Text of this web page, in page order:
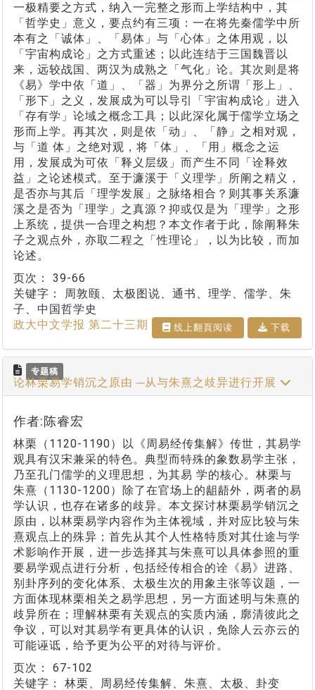
一极精要之方式，纳入一完整之形而上学结构中，其
「哲学史」意义，要点约有三项：一在将先秦儒学中所
本有之「诚体」、「易体」与「心体」之体用观，以
「宇宙构成论」之方式重述；以此连结于三国魏晋以
来，远较战国、两汉为成熟之「气化」论。其次则是将
《易》学中依「道」、「器」为界分之所谓「形上」、
「形下」之义，发展成为可以导引「宇宙构成论」进入
「存有学」论域之概念工具；以此深化属于儒学立场之
形而上学。再其次，则是依「动」、「静」之相对观，
与「道 体」之绝对观，将「体」、「用」概念之运
用，发展成为可依「释义层级」而产生不同「诠释效
益」之论述模式。至于濂溪于「义理学」所阐之精义，
是否亦与其后「理学发展」之脉络相合？则其事关系濂
溪之是否为「理学」之真源？抑或仅是为「理学」之形
上系统，提供一合理之构想？本文作者于此，除阐释朱
子之观点外，亦取二程之「性理论」，以为比较，而加
论述。
页次： 39-66
关键字： 周敦颐、太极图说、通书、理学、儒学、朱
子、中国哲学史
政大中文学报 第二十三期
线上翻⾴阅读 下载
专题稿
论林栗易学销沉之原由 ─从与朱熹之歧异进行开展
作者:陈睿宏
林栗（1120-1190）以《周易经传集解》传世，其易学
观具有汉宋兼采的特色。典型而特殊的象数易学主张，
乃至孔门儒学的义理思想，为其易 学的核心。林栗与
朱熹（1130-1200）除了在官场上的龃龉外，两者的易
学认识，也存在诸多的歧异。本文探讨林栗易学销沉之
原由，以林栗易学内容作为主体视域，并对应比较与朱
熹观点上的殊异；首先从其个人性格特质对其仕途与学
术影响作开展，进一步选择其与朱熹可以具体参照的重
要易学观点进行分析，包括经传相合的诠《易》进路、
别卦序列的变化体系、太极生次的用象主张等议题，一
方面体现林栗相关之易学思想，另一方面述明与朱熹的
歧异所在；理解林栗有关观点的实质内涵，廓清彼此之
争议，可以对其易学有更具体的认识，免除人云亦云的
可能诬诋，给予更为公平的对待与评价。
页次： 67-102
关键字： 林栗、周易经传集解、朱熹、太极、卦变